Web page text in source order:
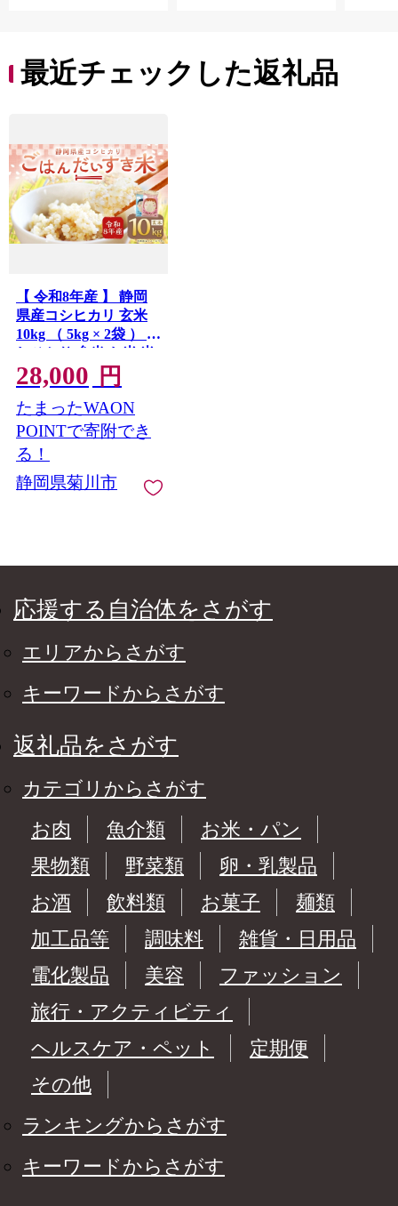
最近チェックした返礼品
【 令和8年産 】 静岡
県産コシヒカリ 玄米
10kg （ 5kg × 2袋 ） こ
しひかり 弁当 お米 米
こめ コメ 白米 白飯 飯
ご飯 オニギリ おにぎ
り 【 2026年8月下旬～
2027年8月下旬まで順
次発送予定 】
28,000 円
たまったWAON
POINTで寄附でき
る！
静岡県菊川市
応援する自治体をさがす
エリアからさがす
キーワードからさがす
返礼品をさがす
カテゴリからさがす
お肉
魚介類
お米・パン
果物類
野菜類
卵・乳製品
お酒
飲料類 お菓子
麺類
加工品等
調味料
雑貨・日用品
電化製品
美容
ファッション
旅行・アクティビティ
ヘルスケア・ペット
定期便
その他
ランキングからさがす
キーワードからさがす